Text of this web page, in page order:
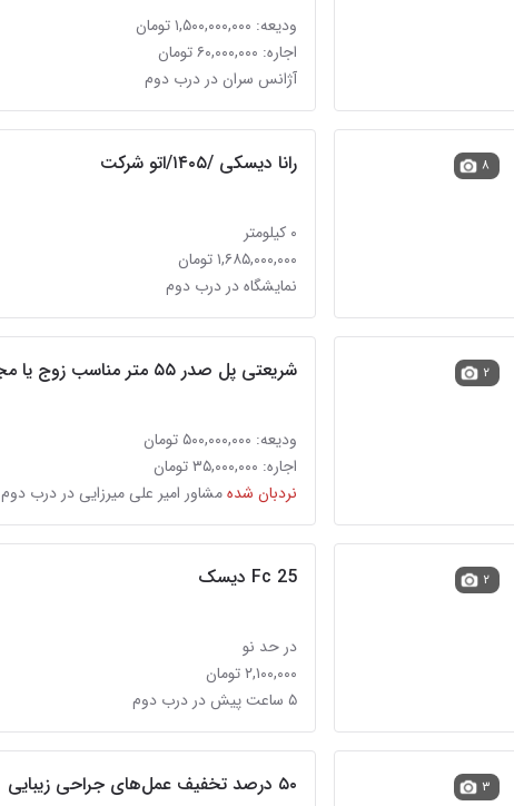
ودیعه: ۱,۵۰۰,۰۰۰,۰۰۰ تومان
اجاره: ۶۰,۰۰۰,۰۰۰ تومان
آژانس سران در درب دوم
۸ رانا دیسکی /۱۴۰۵/اتو شرکت
۰ کیلومتر
۱,۶۸۵,۰۰۰,۰۰۰ تومان
نمایشگاه در درب دوم
۲ شریعتی پل صدر ۵۵ متر مناسب زوج یا مجرد
ودیعه: ۵۰۰,۰۰۰,۰۰۰ تومان
اجاره: ۳۵,۰۰۰,۰۰۰ تومان
نردبان شدهمشاور امیر علی میرزایی در درب دوم
۲ Fc 25 دیسک
در حد نو
۲,۱۰۰,۰۰۰ تومان
۵ ساعت پیش در درب دوم
۳ ۵۰ درصد تخفیف عمل‌های جراحی زیبایی